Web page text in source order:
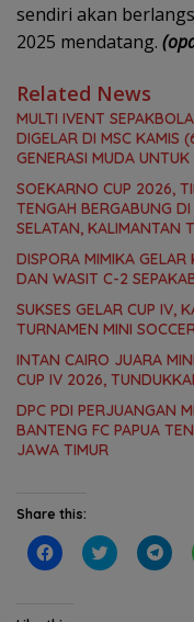
sendiri akan
2025 mendatang.
Related News
MULTI IVENT
DIGELAR DI MSC KAMIS
GENERASI MUDA
SOEKARNO CUP 2026,
TENGAH BERGABUNG
SELATAN, KALIMANTAN
DISPORA MIMIKA GELAR
DAN WASIT C-2
SUKSES GELAR CUP IV,
TURNAMEN MINI
INTAN CAIRO JUARA
CUP IV 2026,
DPC PDI PERJUANGAN
BANTENG FC PAPUA
JAWA TIMUR
Share this:
C
l
C
l
C
l